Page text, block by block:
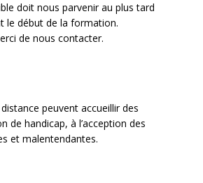
doit nous parvenir au plus tard
le début de la formation.
de nous contacter.
peuvent accueillir des
de handicap, à l’acception des
et malentendantes.